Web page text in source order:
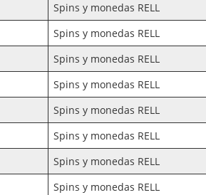
Spins y monedas RELL
Spins y monedas RELL
Spins y monedas RELL
Spins y monedas RELL
Spins y monedas RELL
Spins y monedas RELL
Spins y monedas RELL
Spins y monedas RELL